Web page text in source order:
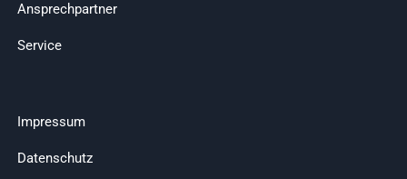
Ansprechpartner
Service
Impressum
Datenschutz